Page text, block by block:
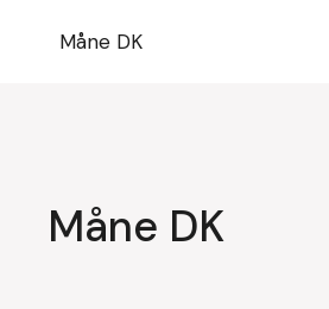
indholdMåne DK
Måne DK